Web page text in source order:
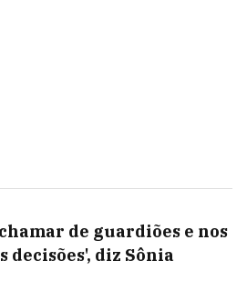
de guardiões e nos
decisões', diz Sônia